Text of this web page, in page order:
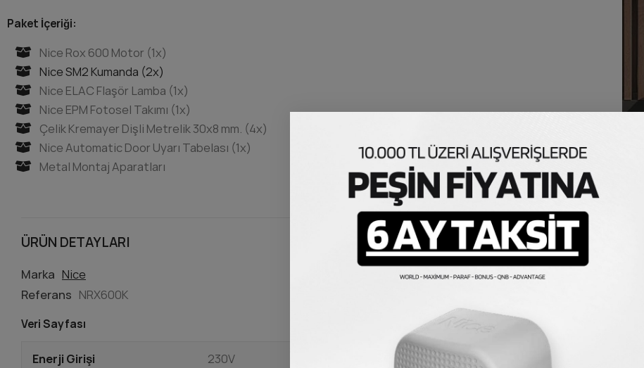
​Paket İçeriği:
Nice Rox 600 Motor (1x)
Nice SM2 Kumanda (2x)
Nice ELAC Flaşör Lamba (1x)
Nice EPM Fotosel Takımı (1x)
Çelik Kremayer Dişli Metrelik 30x8 mm. (4x)
Nice Automatic Door Uyarı Tabelası (1x)
Metal Montaj Aparatları
ÜRÜN DETAYLARI
Marka Nice
Referans NRX600K
Veri Sayfası
Enerji Girişi 230V